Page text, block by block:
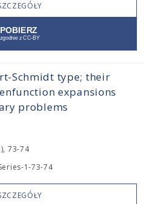
Schmidt type; their
expansions
problems
73-74
1-73-74